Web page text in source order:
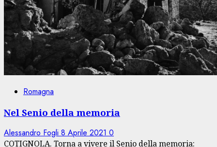
Romagna
Nel Senio della memoria
Alessandro Fogli 8 Aprile 2021 0
COTIGNOLA. Torna a vivere il Senio della memoria: